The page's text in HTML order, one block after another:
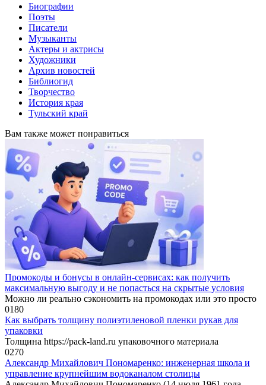
Биографии
Поэты
Писатели
Музыканты
Актеры и актрисы
Художники
Архив новостей
Библиогид
Творчество
История края
Тульский край
Вам также может понравиться
Промокоды и бонусы в онлайн-сервисах: как получить
максимальную выгоду и не попасться на скрытые условия
Можно ли реально сэкономить на промокодах или это просто
0180
Как выбрать толщину полиэтиленовой пленки рукав для
упаковки
Толщина https://pack-land.ru упаковочного материала
0270
Александр Михайлович Пономаренко: инженерная школа и
управление крупнейшим водоканалом столицы